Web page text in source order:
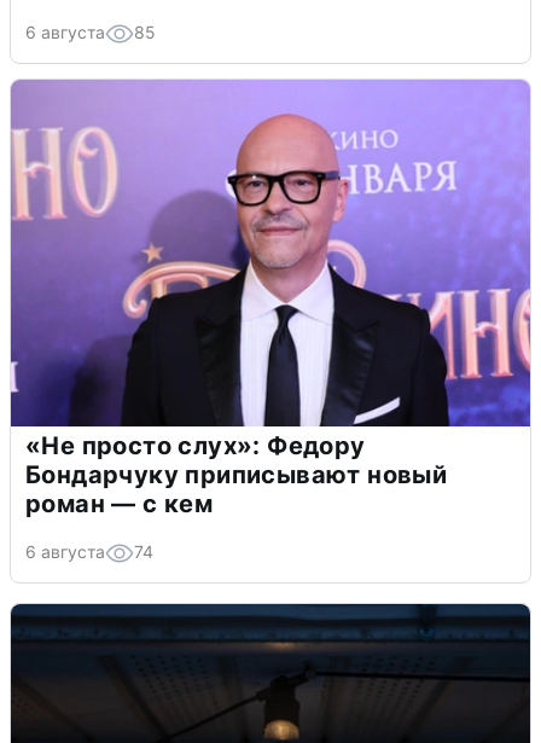
6 августа 85
«Не просто слух»: Федору
Бондарчуку приписывают новый
роман — с кем
6 августа 74